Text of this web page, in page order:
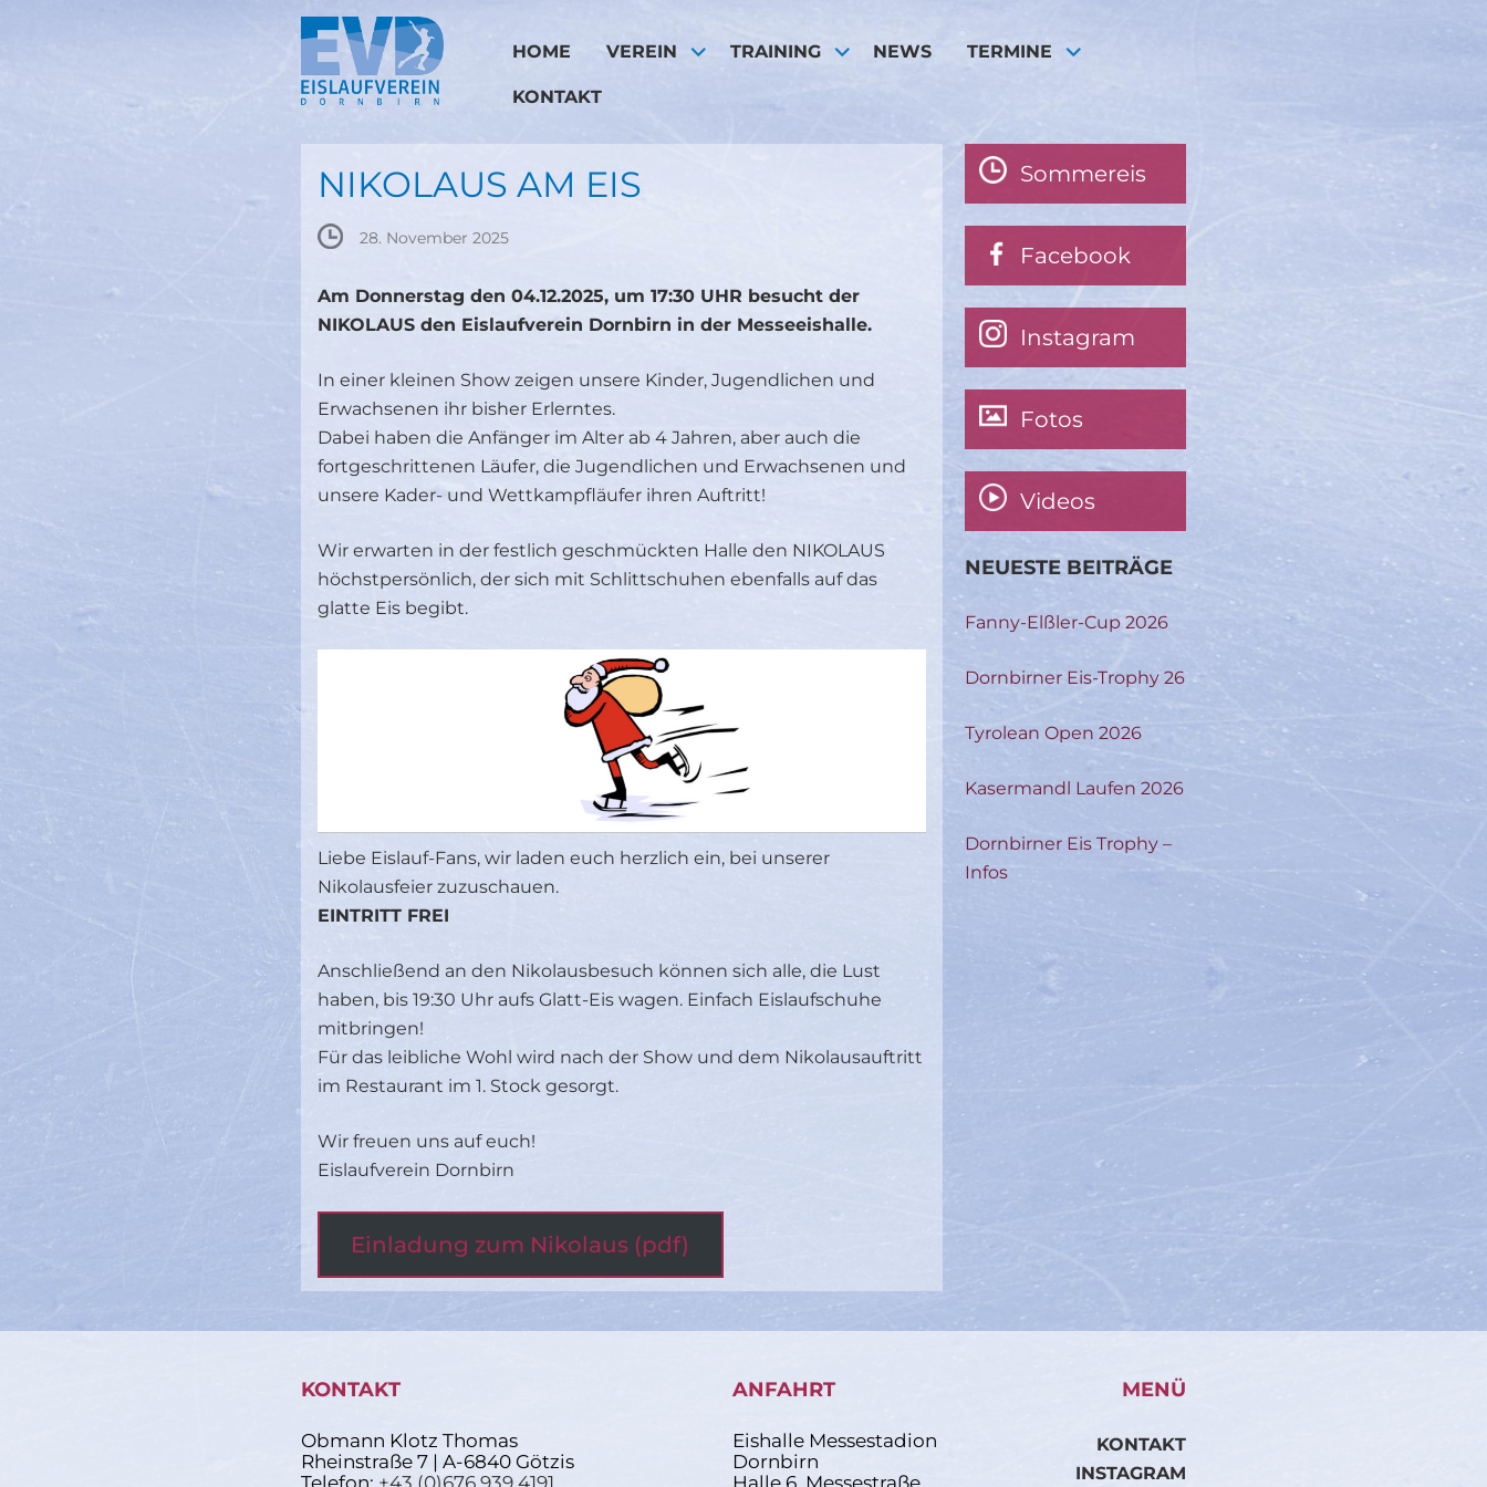
HOME VEREIN TRAINING NEWS TERMINE
KONTAKT
NIKOLAUS AM EIS
28. November 2025
Am Donnerstag den 04.12.2025, um 17:30 UHR besucht der
NIKOLAUS den Eislaufverein Dornbirn in der Messeeishalle.
In einer kleinen Show zeigen unsere Kinder, Jugendlichen und
Erwachsenen ihr bisher Erlerntes.
Dabei haben die Anfänger im Alter ab 4 Jahren, aber auch die
fortgeschrittenen Läufer, die Jugendlichen und Erwachsenen und
unsere Kader- und Wettkampfläufer ihren Auftritt!
Wir erwarten in der festlich geschmückten Halle den NIKOLAUS
höchstpersönlich, der sich mit Schlittschuhen ebenfalls auf das
glatte Eis begibt.
Liebe Eislauf-Fans, wir laden euch herzlich ein, bei unserer
Nikolausfeier zuzuschauen.
EINTRITT FREI
Anschließend an den Nikolausbesuch können sich alle, die Lust
haben, bis 19:30 Uhr aufs Glatt-Eis wagen. Einfach Eislaufschuhe
mitbringen!
Für das leibliche Wohl wird nach der Show und dem Nikolausauftritt
im Restaurant im 1. Stock gesorgt.
Wir freuen uns auf euch!
Eislaufverein Dornbirn
Einladung zum Nikolaus (pdf)
Sommereis
Facebook
Instagram
Fotos
Videos
NEUESTE BEITRÄGE
Fanny-Elßler-Cup 2026
Dornbirner Eis-Trophy 26
Tyrolean Open 2026
Kasermandl Laufen 2026
Dornbirner Eis Trophy –
Infos
KONTAKT
Obmann Klotz Thomas
Rheinstraße 7 | A-6840 Götzis
ANFAHRT
Eishalle Messestadion
Dornbirn
MENÜ
KONTAKT
INSTAGRAM